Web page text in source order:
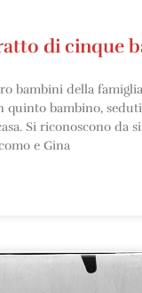
di cinque
bambini della
quinto bambino,
Si riconoscono da
e Gina